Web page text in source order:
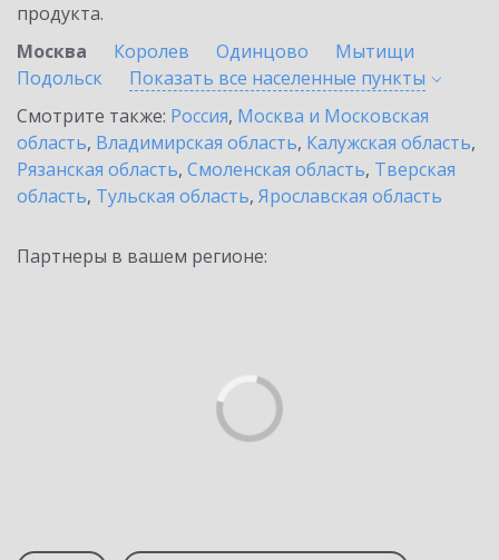
продукта.
Москва
Королев Одинцово
Мытищи
Подольск
Показать все населенные пункты
Смотрите также: Россия, Москва и Московская
область, Владимирская область, Калужская область,
Рязанская область, Смоленская область, Тверская
область, Тульская область, Ярославская область
Партнеры в вашем регионе: